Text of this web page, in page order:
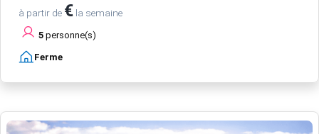
à partir de € la semaine
5 personne(s)
Ferme